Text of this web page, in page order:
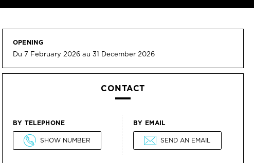
OPENING
Du 7 February 2026 au 31 December 2026
CONTACT
BY TELEPHONE
SHOW NUMBER
BY EMAIL
SEND AN EMAIL